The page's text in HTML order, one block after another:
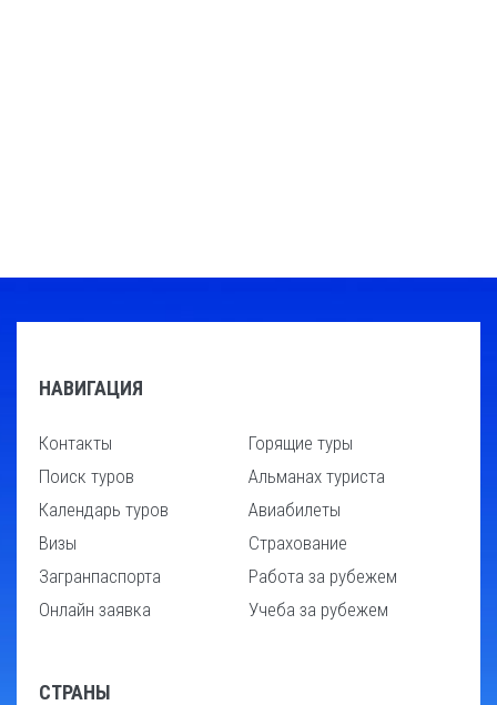
НАВИГАЦИЯ
Контакты
Поиск туров
Календарь туров
Визы
Загранпаспорта
Онлайн заявка
Горящие туры
Альманах туриста
Авиабилеты
Страхование
Работа за рубежем
Учеба за рубежем
СТРАНЫ